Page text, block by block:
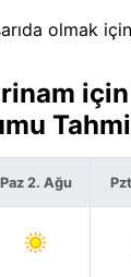
olmak
Paz 2. Ağu